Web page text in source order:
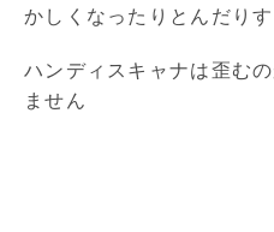
かしくなったりとんだり
ハンディスキャナは歪む
ません